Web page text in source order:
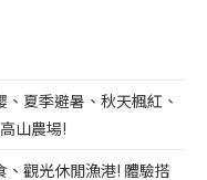
、夏季避暑、秋天楓紅、
山農場!
、觀光休閒漁港! 體驗搭